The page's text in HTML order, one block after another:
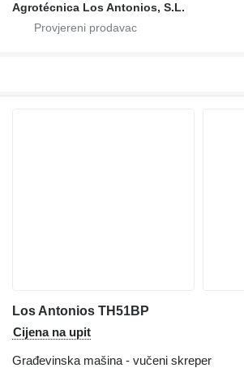
Agrotécnica Los Antonios, S.L.
Los Antonios TH51BP
Cijena na upit
Građevinska mašina - vučeni skreper